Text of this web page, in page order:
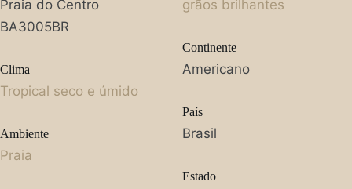
Praia do Centro
BA3005BR
Clima
Tropical seco e úmido
Ambiente
Praia
grãos brilhantes
Continente
Americano
País
Brasil
Estado